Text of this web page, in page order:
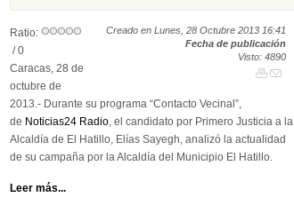
Creado en Lunes, 28 Octubre 2013 16:41
Fecha de publicación
Visto: 4890
Ratio:
/ 0
Caracas, 28 de
octubre de
2013.- Durante su programa “Contacto Vecinal”,
de Noticias24 Radio, el candidato por Primero Justicia a la
Alcaldía de El Hatillo, Elías Sayegh, analizó la actualidad
de su campaña por la Alcaldía del Municipio El Hatillo.
Leer más...